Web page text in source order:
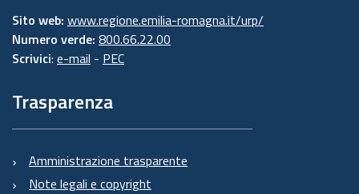
Sito web: www.regione.emilia-romagna.it/urp/
Numero verde: 800.66.22.00
Scrivici: e-mail - PEC
Trasparenza
Amministrazione trasparente
Note legali e copyright